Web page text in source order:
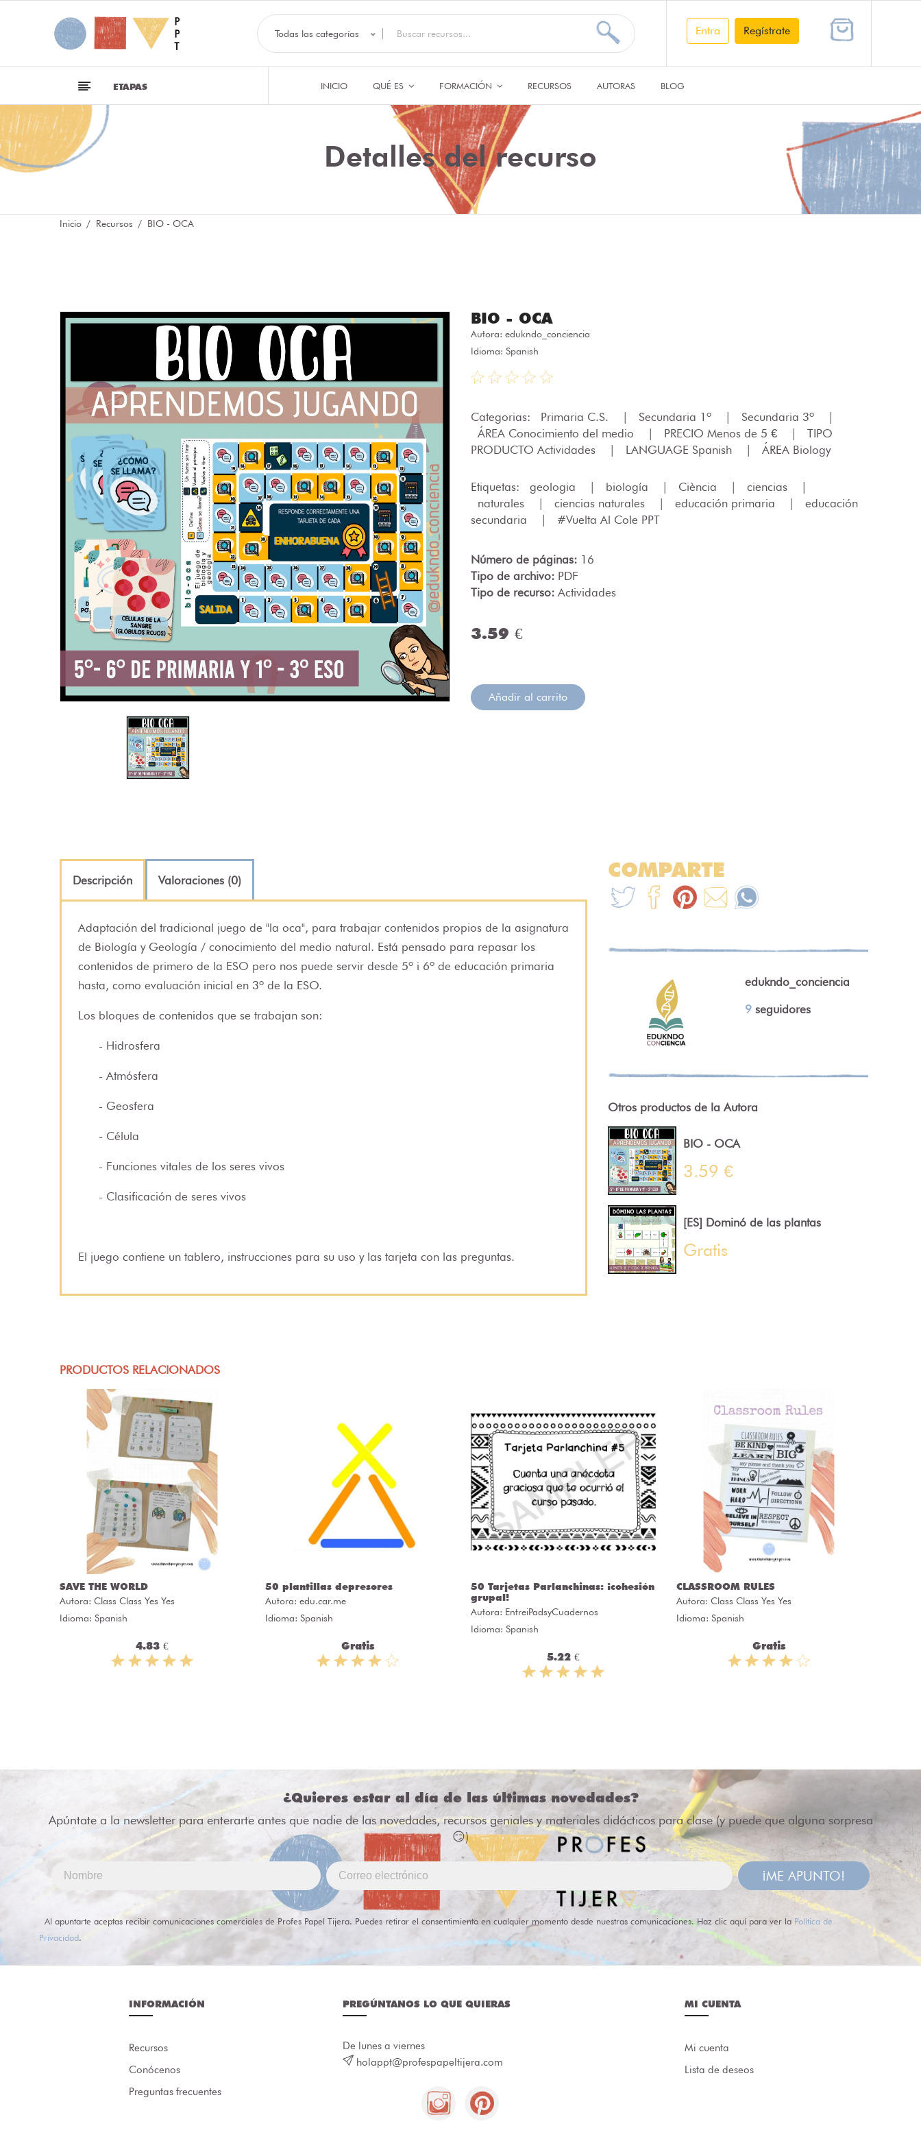
Todas las categorías Entra Regístrate
ETAPAS INICIO QUÉ ES FORMACIÓN RECURSOS AUTORAS BLOG
Detalles del recurso
Inicio Recursos BIO - OCA
BIO - OCA
Autora: edukndo_conciencia
Idioma: Spanish
Categorias: Primaria C.S. Secundaria 1º Secundaria 3º
ÁREA Conocimiento del medio
PRECIO Menos de 5 €
TIPO
PRODUCTO Actividades
LANGUAGE Spanish ÁREA Biology
Etiquetas: geologia biología Ciència ciencias
naturales
ciencias naturales educación primaria
educación
secundaria
#Vuelta Al Cole PPT
Número de páginas: 16
Tipo de archivo: PDF
Tipo de recurso: Actividades
3.59 €
Añadir al carrito
Descripción Valoraciones (0)
Adaptación del tradicional juego de "la oca", para trabajar contenidos propios de la asignatura
de Biología y Geología / conocimiento del medio natural. Está pensado para repasar los
contenidos de primero de la ESO pero nos puede servir desde 5º i 6º de educación primaria
hasta, como evaluación inicial en 3º de la ESO.
Los bloques de contenidos que se trabajan son:
- Hidrosfera
- Atmósfera
- Geosfera
- Célula
- Funciones vitales de los seres vivos
- Clasificación de seres vivos
El juego contiene un tablero, instrucciones para su uso y las tarjeta con las preguntas.
COMPARTE
edukndo_conciencia
9 seguidores
Otros productos de la Autora
BIO - OCA
3.59 €
[ES] Dominó de las plantas
Gratis
PRODUCTOS RELACIONADOS
SAVE THE WORLD
Autora: Class Class Yes Yes
Idioma: Spanish
4.83 €
50 plantillas depresores
Autora: edu.car.me
Idioma: Spanish
Gratis
50 Tarjetas Parlanchinas: ¡cohesión
grupal!
Autora: EntreiPadsyCuadernos
Idioma: Spanish
5.22 €
CLASSROOM RULES
Autora: Class Class Yes Yes
Idioma: Spanish
Gratis
¿Quieres estar al día de las últimas novedades?
Apúntate a la newsletter para enterarte antes que nadie de las novedades, recursos geniales y materiales didácticos para clase (y puede que alguna sorpresa
😏)
¡ME APUNTO!
Al apuntarte aceptas recibir comunicaciones comerciales de Profes Papel Tijera. Puedes retirar el consentimiento en cualquier momento desde nuestras comunicaciones. Haz clic aquí para ver la Política de
Privacidad.
INFORMACIÓN
Recursos
Conócenos
Preguntas frecuentes
PREGÚNTANOS LO QUE QUIERAS
De lunes a viernes
holappt@profespapeltijera.com
MI CUENTA
Mi cuenta
Lista de deseos